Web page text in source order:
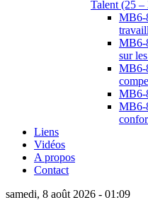
Talent (25 –
MB6-
MB6-
sur
MB6-
MB6-
MB6-
Liens
Vidéos
A propos
Contact
samedi, 8 août 2026 - 01:09